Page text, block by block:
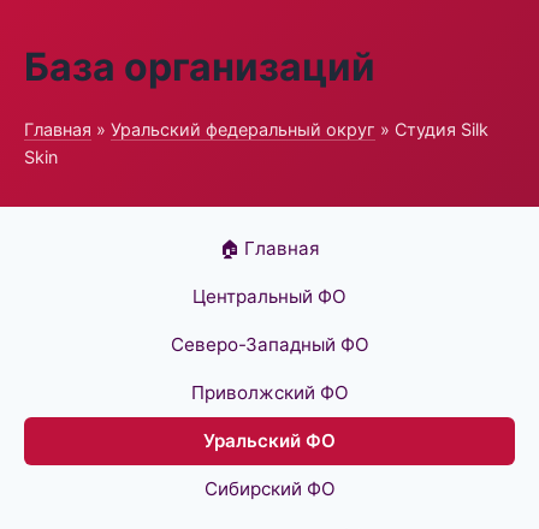
База организаций
Главная » Уральский федеральный округ » Студия Silk
Skin
🏠 Главная
Центральный ФО
Северо-Западный ФО
Приволжский ФО
Уральский ФО
Сибирский ФО